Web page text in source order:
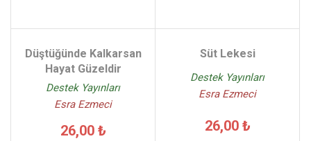
Düştüğünde Kalkarsan
Hayat Güzeldir
Destek Yayınları
Esra Ezmeci
26,00 ₺
Süt Lekesi
Destek Yayınları
Esra Ezmeci
26,00 ₺